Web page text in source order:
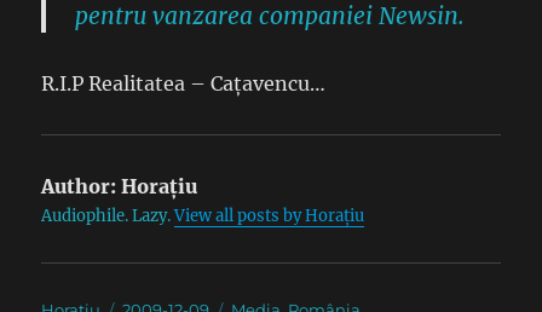
pentru vanzarea companiei Newsin.
R.I.P Realitatea – Cațavencu…
Author: Horațiu
Audiophile. Lazy.View all posts by Horațiu